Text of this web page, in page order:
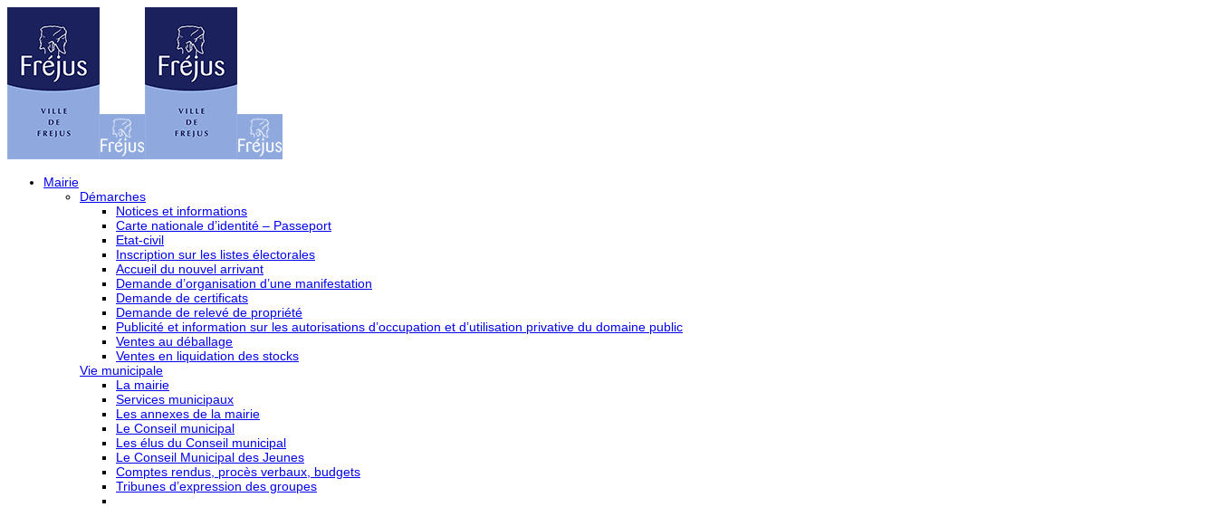
Mairie
Démarches
Notices et informations
Carte nationale d’identité – Passeport
Etat-civil
Inscription sur les listes électorales
Accueil du nouvel arrivant
Demande d’organisation d’une manifestation
Demande de certificats
Demande de relevé de propriété
Publicité et information sur les autorisations d’occupation et d’utilisation privative du domaine public
Ventes au déballage
Ventes en liquidation des stocks
Vie municipale
La mairie
Services municipaux
Les annexes de la mairie
Le Conseil municipal
Les élus du Conseil municipal
Le Conseil Municipal des Jeunes
Comptes rendus, procès verbaux, budgets
Tribunes d’expression des groupes